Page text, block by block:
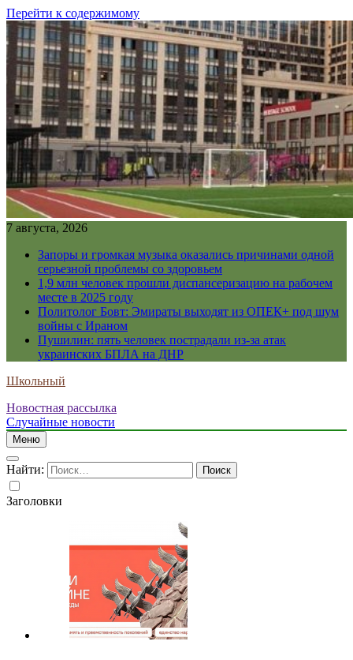
Перейти к содержимому
7 августа, 2026
Запоры и громкая музыка оказались причинами одной
серьезной проблемы со здоровьем
1,9 млн человек прошли диспансеризацию на рабочем
месте в 2025 году
Политолог Бовт: Эмираты выходят из ОПЕК+ под шум
войны с Ираном
Пушилин: пять человек пострадали из-за атак
украинских БПЛА на ДНР
Школьный
Новостная рассылка
Случайные новости
Меню
Найти:
Заголовки